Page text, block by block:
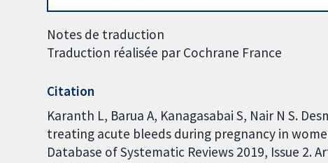
Notes de traduction
Traduction réalisée par Cochrane France
Citation
Karanth L, Barua A, Kanagasabai S, Nair N S.
treating acute bleeds during pregnancy in
Database of Systematic Reviews 2019, Issue 2.